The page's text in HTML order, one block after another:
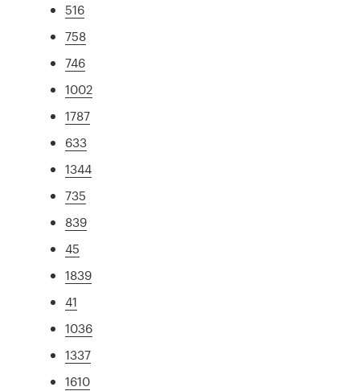
516
758
746
1002
1787
633
1344
735
839
45
1839
41
1036
1337
1610